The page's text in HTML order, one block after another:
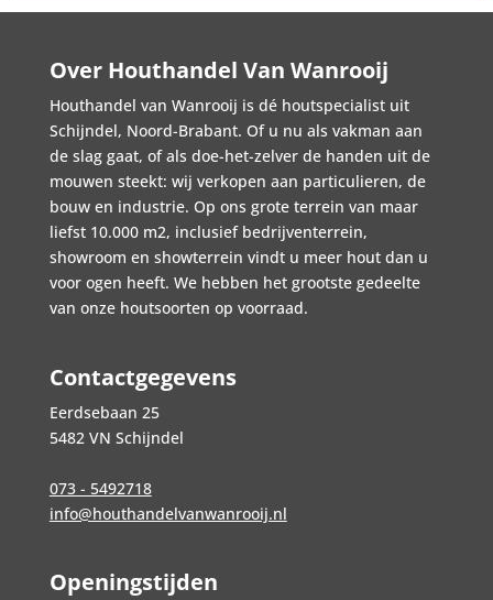
Over Houthandel Van Wanrooij
Houthandel van Wanrooij is dé houtspecialist uit
Schijndel, Noord-Brabant. Of u nu als vakman aan
de slag gaat, of als doe-het-zelver de handen uit de
mouwen steekt: wij verkopen aan particulieren, de
bouw en industrie. Op ons grote terrein van maar
liefst 10.000 m2, inclusief bedrijventerrein,
showroom en showterrein vindt u meer hout dan u
voor ogen heeft. We hebben het grootste gedeelte
van onze houtsoorten op voorraad.
Contactgegevens
Eerdsebaan 25
5482 VN Schijndel
073 - 5492718
info@houthandelvanwanrooij.nl
Openingstijden